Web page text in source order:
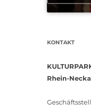
KONTAKT
Rhein-